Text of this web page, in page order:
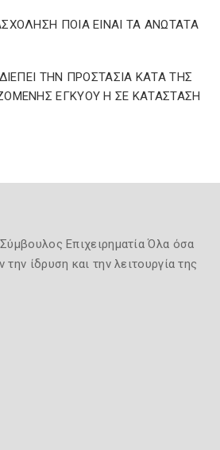
ΠΟΙΑ ΕΙΝΑΙ ΤΑ ΑΝΩΤΑΤΑ
ΤΗΝ ΠΡΟΣΤΑΣΙΑ ΚΑΤΑ ΤΗΣ
ΕΓΚΥΟΥ Η ΣΕ ΚΑΤΑΣΤΑΣΗ
Επιχειρηματία Όλα όσα
ίδρυση και την λειτουργία της